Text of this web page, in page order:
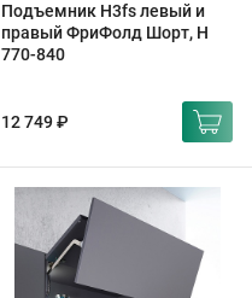
Подъемник H3fs левый и
правый ФриФолд Шорт, H
770-840
12 749 ₽